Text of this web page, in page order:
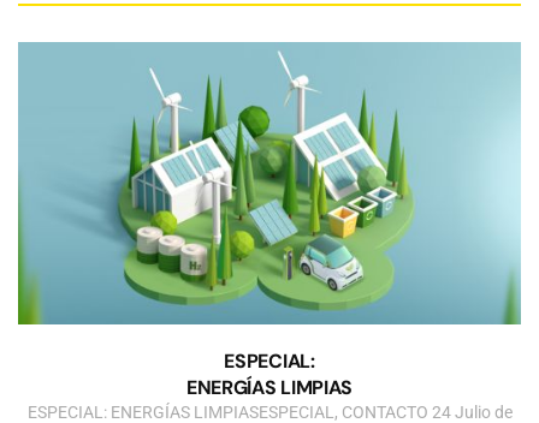
ESPECIAL:
ENERGÍAS LIMPIAS
ESPECIAL: ENERGÍAS LIMPIASESPECIAL, CONTACTO 24 Julio de